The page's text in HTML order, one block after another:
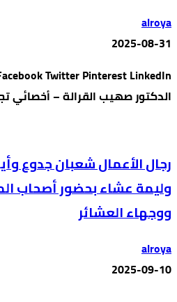
alroya
2025-08-31
الدكتور صهيب القرالة –
رجال الأعمال شعبان جدوع
وليمة عشاء بحضور أصحاب
ووجهاء العشائر
alroya
2025-09-10